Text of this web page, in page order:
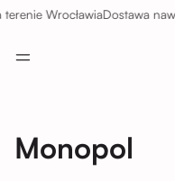
WrocławiaDostawa nawet
Monopol